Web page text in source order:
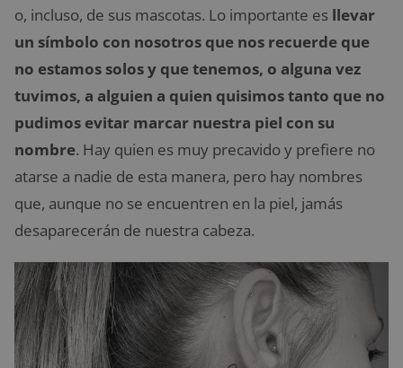
o, incluso, de sus mascotas. Lo importante es llevar
un símbolo con nosotros que nos recuerde que
no estamos solos y que tenemos, o alguna vez
tuvimos, a alguien a quien quisimos tanto que no
pudimos evitar marcar nuestra piel con su
nombre. Hay quien es muy precavido y prefiere no
atarse a nadie de esta manera, pero hay nombres
que, aunque no se encuentren en la piel, jamás
desaparecerán de nuestra cabeza.